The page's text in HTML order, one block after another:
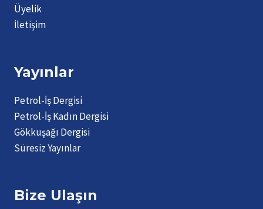
Üyelik
İletişim
Yayınlar
Petrol-İş Dergisi
Petrol-İş Kadın Dergisi
Gökkuşağı Dergisi
Süresiz Yayınlar
Bize Ulaşın